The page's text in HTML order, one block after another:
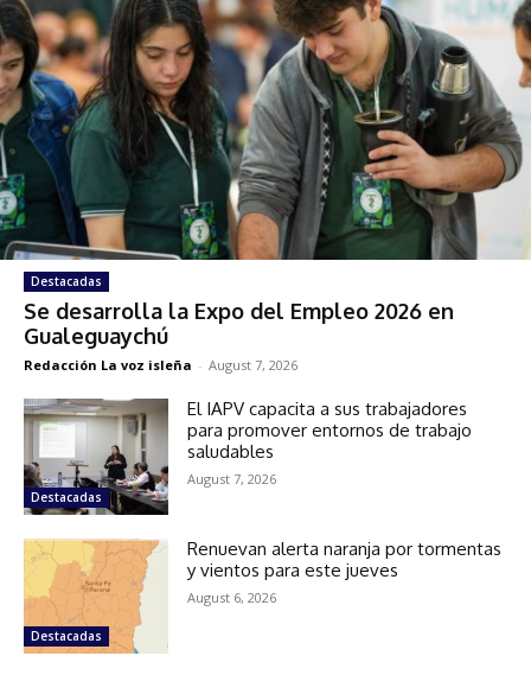
Destacadas
Se desarrolla la Expo del Empleo 2026 en
Gualeguaychú
Redacción La voz isleña - August 7, 2026
Destacadas
El IAPV capacita a sus trabajadores
para promover entornos de trabajo
saludables
August 7, 2026
Destacadas
Renuevan alerta naranja por tormentas
y vientos para este jueves
August 6, 2026